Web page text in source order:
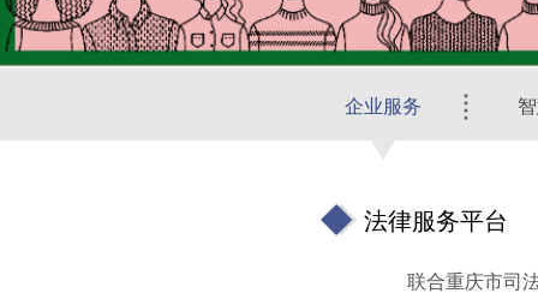
企业服务
法律服务平台
联合重庆市司